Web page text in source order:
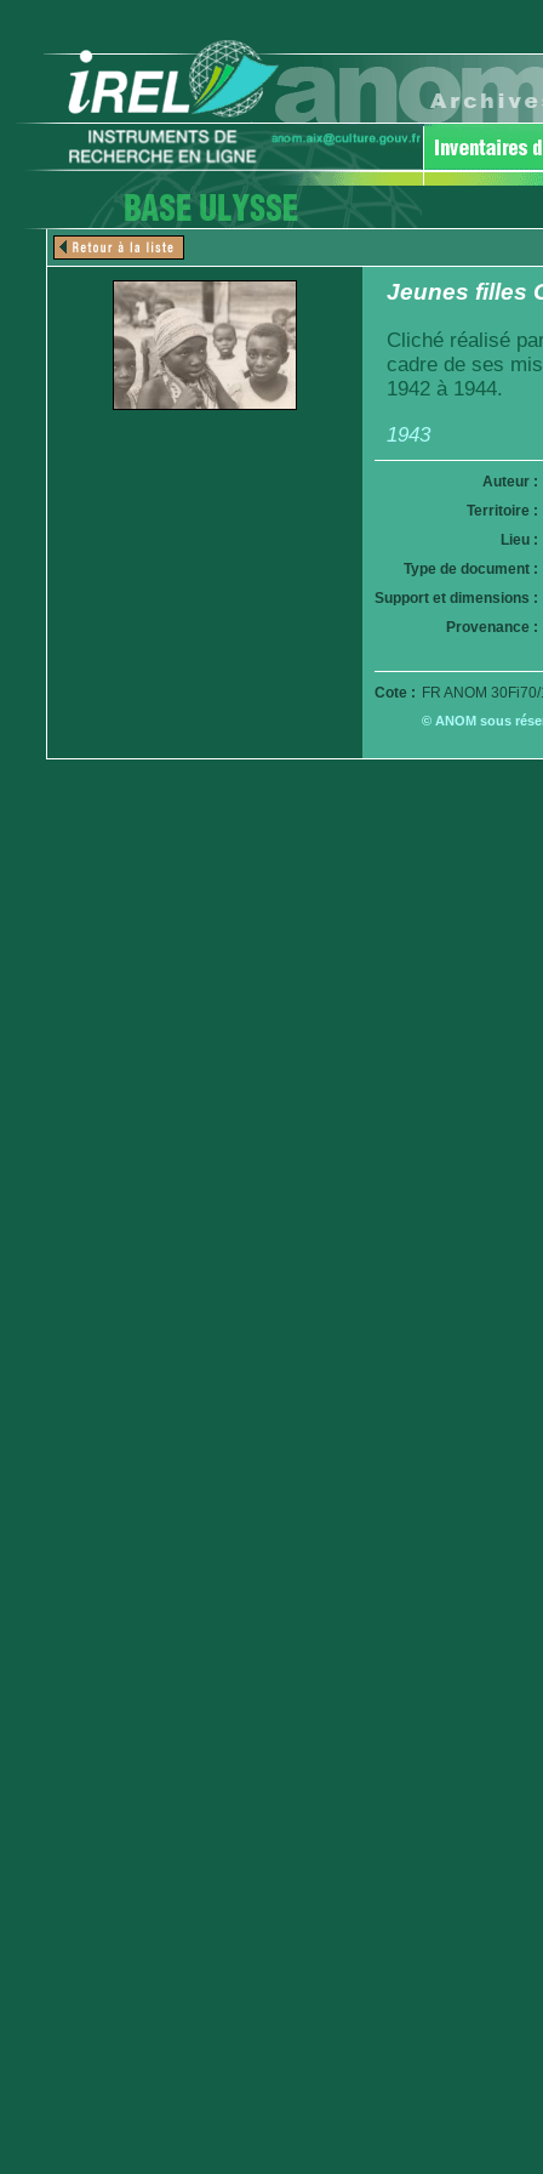
Jeunes filles
Cliché réalisé
cadre de ses
1942 à 1944.
1943
Auteur :
Territoire :
Lieu :
Type de document :
Support et dimensions :
Provenance :
Cote : FR ANOM
© ANOM sous